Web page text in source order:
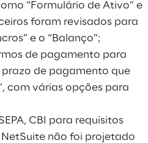
“Formulário de Ativo” e
foram revisados para
e o “Balanço”;
de pagamento para
de pagamento que
com várias opções para
CBI para requisitos
não foi projetado